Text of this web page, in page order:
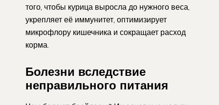
того, чтобы курица выросла до нужного веса,
укрепляет её иммунитет, оптимизирует
микрофлору кишечника и сокращает расход
корма.
Болезни вследствие
неправильного питания